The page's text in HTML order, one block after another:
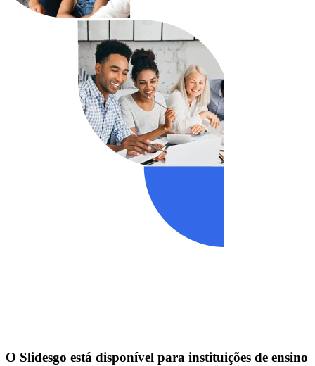
O Slidesgo está disponível para instituições de ensino